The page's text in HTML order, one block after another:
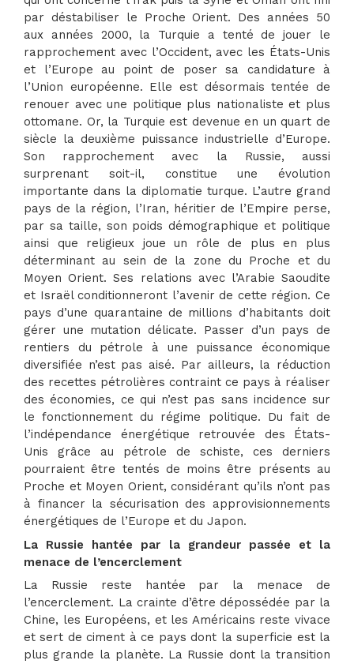
par déstabiliser le Proche Orient. Des années 50
aux années 2000, la Turquie a tenté de jouer le
rapprochement avec l’Occident, avec les États-Unis
et l’Europe au point de poser sa candidature à
l’Union européenne. Elle est désormais tentée de
renouer avec une politique plus nationaliste et plus
ottomane. Or, la Turquie est devenue en un quart de
siècle la deuxième puissance industrielle d’Europe.
Son rapprochement avec la Russie, aussi
surprenant soit-il, constitue une évolution
importante dans la diplomatie turque. L’autre grand
pays de la région, l’Iran, héritier de l’Empire perse,
par sa taille, son poids démographique et politique
ainsi que religieux joue un rôle de plus en plus
déterminant au sein de la zone du Proche et du
Moyen Orient. Ses relations avec l’Arabie Saoudite
et Israël conditionneront l’avenir de cette région. Ce
pays d’une quarantaine de millions d’habitants doit
gérer une mutation délicate. Passer d’un pays de
rentiers du pétrole à une puissance économique
diversifiée n’est pas aisé. Par ailleurs, la réduction
des recettes pétrolières contraint ce pays à réaliser
des économies, ce qui n’est pas sans incidence sur
le fonctionnement du régime politique. Du fait de
l’indépendance énergétique retrouvée des États-
Unis grâce au pétrole de schiste, ces derniers
pourraient être tentés de moins être présents au
Proche et Moyen Orient, considérant qu’ils n’ont pas
à financer la sécurisation des approvisionnements
énergétiques de l’Europe et du Japon.
La Russie hantée par la grandeur passée et la
menace de l’encerclement
La Russie reste hantée par la menace de
l’encerclement. La crainte d’être dépossédée par la
Chine, les Européens, et les Américains reste vivace
et sert de ciment à ce pays dont la superficie est la
plus grande la planète. La Russie dont la transition